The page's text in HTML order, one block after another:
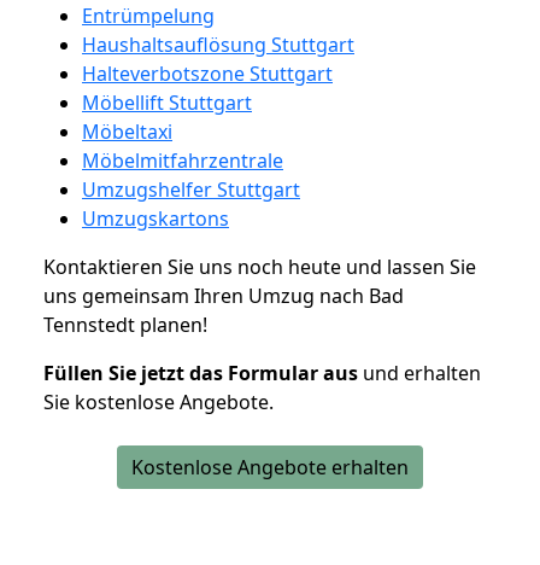
Entrümpelung
Haushaltsauflösung Stuttgart
Halteverbotszone Stuttgart
Möbellift Stuttgart
Möbeltaxi
Möbelmitfahrzentrale
Umzugshelfer Stuttgart
Umzugskartons
Kontaktieren Sie uns noch heute und lassen Sie
uns gemeinsam Ihren Umzug nach Bad
Tennstedt planen!
Füllen Sie jetzt das Formular aus und erhalten
Sie kostenlose Angebote.
Kostenlose Angebote erhalten